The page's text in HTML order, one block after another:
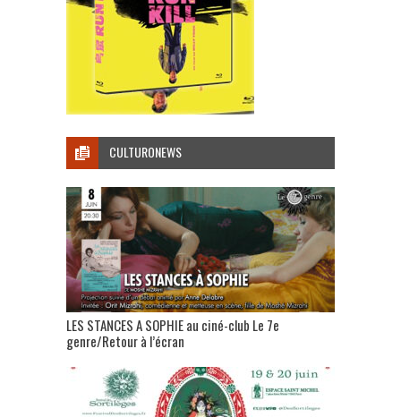
CULTURONEWS
LES STANCES A SOPHIE au ciné-club Le 7e
genre/Retour à l’écran